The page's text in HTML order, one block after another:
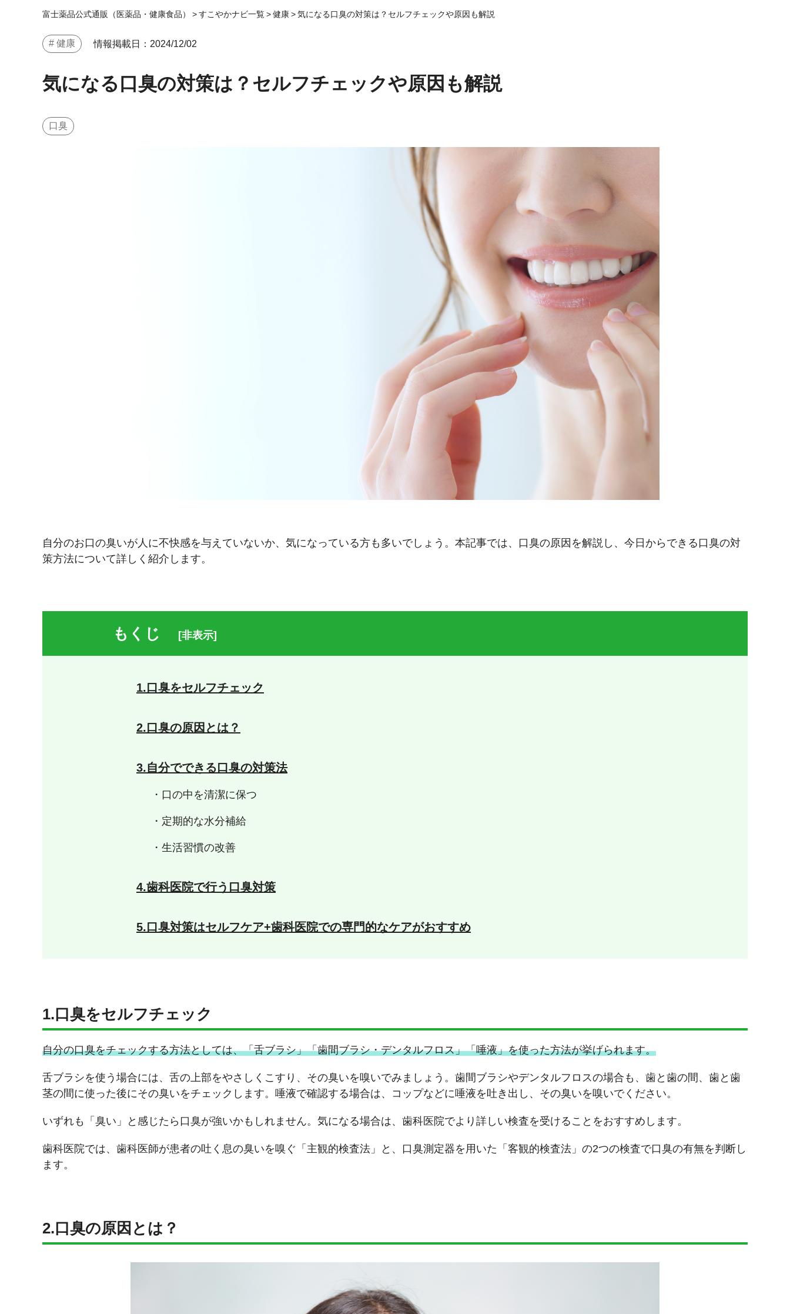
富士薬品公式通販（医薬品・健康食品） >すこやかナビ一覧>健康>気になる口臭の対策は？セルフチェックや原因も解説
# 健康 情報掲載日：2024/12/02
気になる口臭の対策は？セルフチェックや原因も解説
口臭
自分のお口の臭いが人に不快感を与えていないか、気になっている方も多いでしょう。本記事では、口臭の原因を解説し、今日からできる口臭の対
策方法について詳しく紹介します。
もくじ [非表示]
1.口臭をセルフチェック
2.口臭の原因とは？
3.自分でできる口臭の対策法
・口の中を清潔に保つ
・定期的な水分補給
・生活習慣の改善
4.歯科医院で行う口臭対策
5.口臭対策はセルフケア+歯科医院での専門的なケアがおすすめ
1.口臭をセルフチェック
自分の口臭をチェックする方法としては、「舌ブラシ」「歯間ブラシ・デンタルフロス」「唾液」を使った方法が挙げられます。
舌ブラシを使う場合には、舌の上部をやさしくこすり、その臭いを嗅いでみましょう。歯間ブラシやデンタルフロスの場合も、歯と歯の間、歯と歯
茎の間に使った後にその臭いをチェックします。唾液で確認する場合は、コップなどに唾液を吐き出し、その臭いを嗅いでください。
いずれも「臭い」と感じたら口臭が強いかもしれません。気になる場合は、歯科医院でより詳しい検査を受けることをおすすめします。
歯科医院では、歯科医師が患者の吐く息の臭いを嗅ぐ「主観的検査法」と、口臭測定器を用いた「客観的検査法」の2つの検査で口臭の有無を判断し
ます。
2.口臭の原因とは？